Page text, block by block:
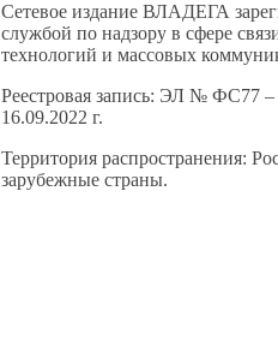
Сетевое издание ВЛАДЕГА
службой по надзору в сфере
технологий и массовых
Реестровая запись: ЭЛ № ФС77 –
16.09.2022 г.
Территория распространения:
зарубежные страны.